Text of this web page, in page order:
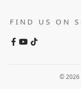
FIND US ON
© 2026